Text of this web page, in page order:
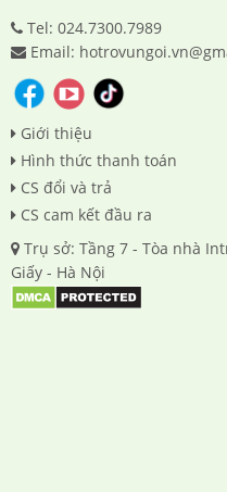
Tel: 024.7300.7989
Email:
Giới thiệu
Hình thức thanh toán
CS đổi và trả
CS cam kết đầu ra
Trụ sở: Tầng 7 - Tòa nhà
Giấy - Hà Nội